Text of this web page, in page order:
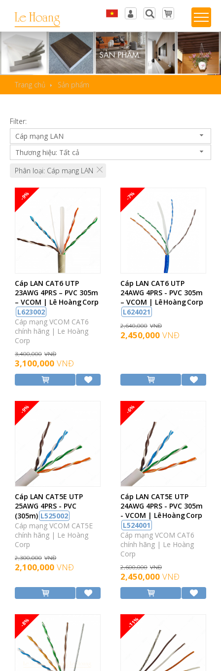
EnglishSản phẩm yêu thích
Trang chủ Sản phẩm
Filter:
Cáp mạng LAN
Thương hiệu: Tất cả
Phân loại: Cáp mạng LAN
-9%
Cáp LAN CAT6 UTP
23AWG 4PRS – PVC 305m
– VCOM | Lê Hoàng Corp
L623002
Cáp mạng VCOM CAT6
chính hãng | Le Hoàng
Corp
3,400,000 VNĐ
3,100,000 VNĐ
-7%
Cáp LAN CAT6 UTP
24AWG 4PRS - PVC 305m
– VCOM | Lê Hoàng Corp
L624021
2,640,000 VNĐ
2,450,000 VNĐ
-9%
Cáp LAN CAT5E UTP
25AWG 4PRS - PVC
(305m) L525002
Cáp mạng VCOM CAT5E
chính hãng | Le Hoàng
Corp
2,300,000 VNĐ
2,100,000 VNĐ
-6%
Cáp LAN CAT5E UTP
24AWG 4PRS - PVC 305m
- VCOM | Lê Hoàng Corp
L524001
Cáp mạng VCOM CAT6
chính hãng | Le Hoàng
Corp
2,600,000 VNĐ
2,450,000 VNĐ
-8% -11%